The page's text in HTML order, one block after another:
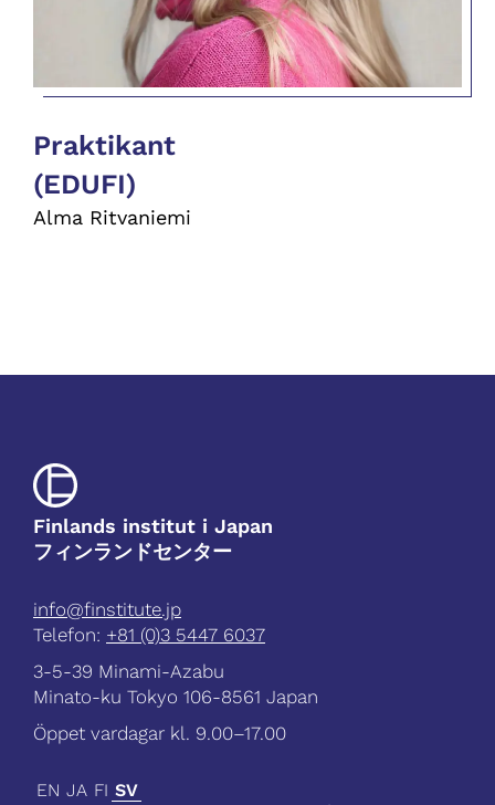
Praktikant
(EDUFI)
Alma Ritvaniemi
Finlands institut i Japan
フィンランドセンター
info@finstitute.jp
Telefon: +81 (0)3 5447 6037
3-5-39 Minami-Azabu
Minato-ku Tokyo 106-8561 Japan
Öppet vardagar kl. 9.00–17.00
EN JA FI SV